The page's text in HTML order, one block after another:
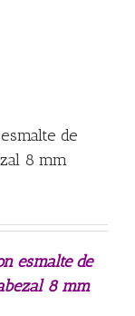
de
8 mm
esmalte de
8 mm